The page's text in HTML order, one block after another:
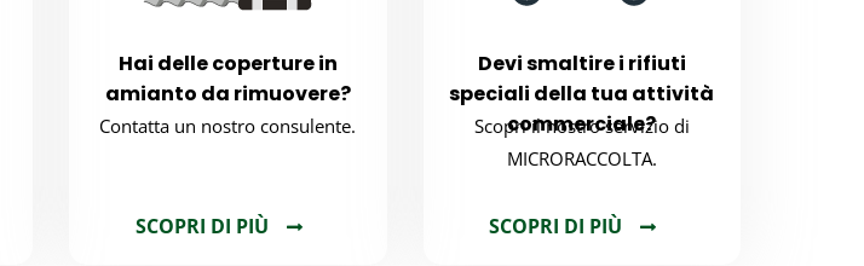
Hai delle coperture in
amianto da rimuovere?
Contatta un nostro consulente.
SCOPRI DI PIÙ
Devi smaltire i rifiuti
speciali della tua attività
commerciale?
Scopri il nostro servizio di
MICRORACCOLTA.
SCOPRI DI PIÙ